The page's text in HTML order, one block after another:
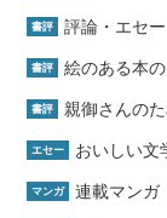
書評 評論・エセー
書評 絵のある本
書評 親御さんの
エセー おいしい
マンガ 連載マンガ